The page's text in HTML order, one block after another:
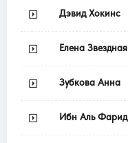
Дэвид Хокинс
Елена Звездная
Зубкова Анна
Ибн Аль Фарид